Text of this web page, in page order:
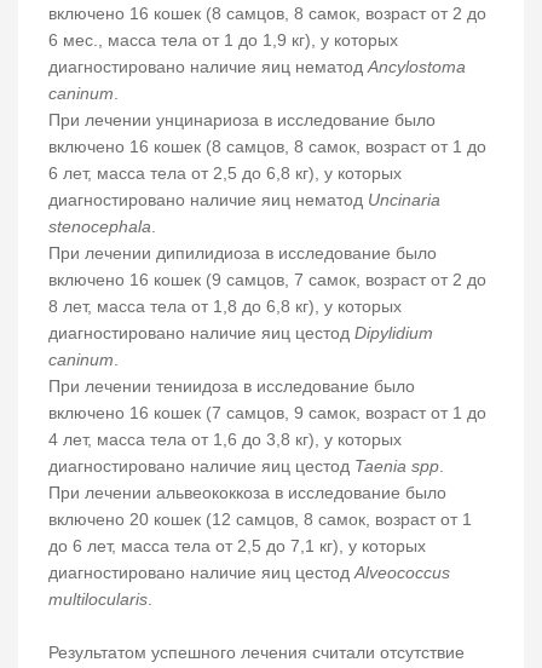
включено 16 кошек (8 самцов, 8 самок, возраст от 2 до
6 мес., масса тела от 1 до 1,9 кг), у которых
диагностировано наличие яиц нематодAncylostoma
caninum.
При лечении унцинариоза в исследование было
включено 16 кошек (8 самцов, 8 самок, возраст от 1 до
6 лет, масса тела от 2,5 до 6,8 кг), у которых
диагностировано наличие яиц нематод Uncinaria
stenocephala.
При лечении дипилидиоза в исследование было
включено 16 кошек (9 самцов, 7 самок, возраст от 2 до
8 лет, масса тела от 1,8 до 6,8 кг), у которых
диагностировано наличие яиц цестод Dipylidium
caninum.
При лечении тениидоза в исследование было
включено 16 кошек (7 самцов, 9 самок, возраст от 1 до
4 лет, масса тела от 1,6 до 3,8 кг), у которых
диагностировано наличие яиц цестод Taenia spp.
При лечении альвеококкоза в исследование было
включено 20 кошек (12 самцов, 8 самок, возраст от 1
до 6 лет, масса тела от 2,5 до 7,1 кг), у которых
диагностировано наличие яиц цестодAlveococcus
multilocularis.
Результатом успешного лечения считали отсутствие